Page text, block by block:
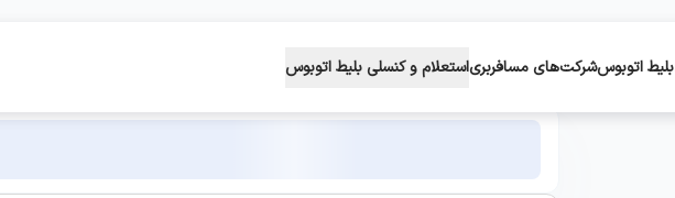
بلیط اتوبوسشرکت‌های مسافربریاستعلام و کنسلی بلیط اتوبوس